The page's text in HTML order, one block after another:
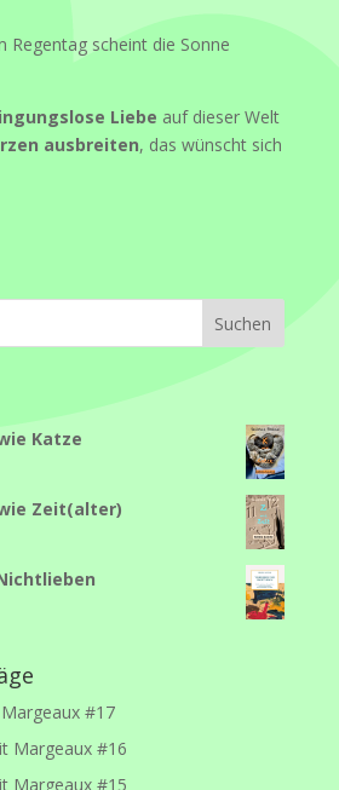
Regentag scheint die Sonne
Liebe auf dieser Welt
ausbreiten, das wünscht sich
Katze
Zeit(alter)
#17
Margeaux #16
Margeaux #15